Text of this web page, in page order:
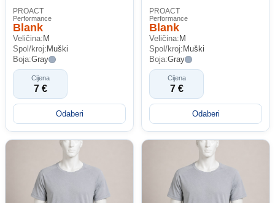
PROACT
Performance
Blank
Veličina: M
Spol/kroj: Muški
Boja:Gray
Cijena
7 €
Odaberi
PROACT
Performance
Blank
Veličina: M
Spol/kroj: Muški
Boja:Gray
Cijena
7 €
Odaberi